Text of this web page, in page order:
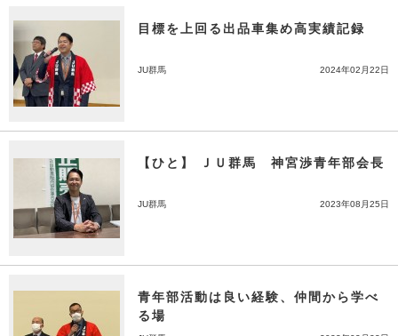
目標を上回る出品車集め高実績記録
JU群馬 2024年02月22日
【ひと】 ＪＵ群馬 神宮渉青年部会長
JU群馬 2023年08月25日
青年部活動は良い経験、仲間から学べ
る場